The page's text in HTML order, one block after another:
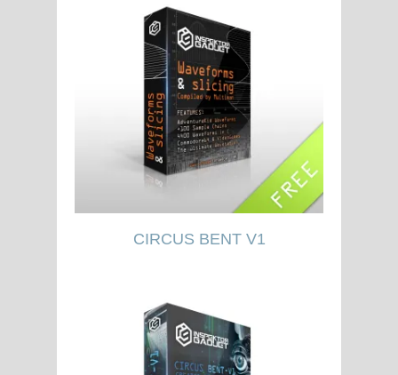
CIRCUS BENT V1